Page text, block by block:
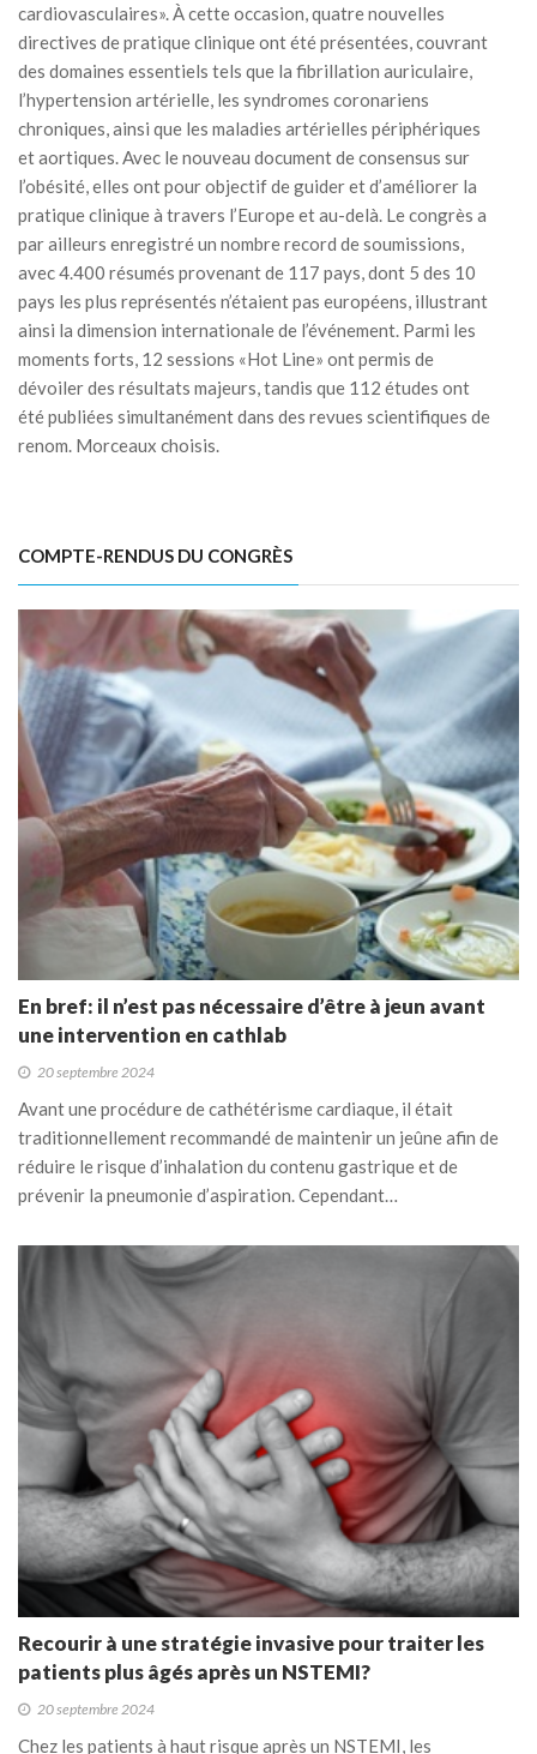
cardiovasculaires». À cette occasion, quatre nouvelles
directives de pratique clinique ont été présentées, couvrant
des domaines essentiels tels que la fibrillation auriculaire,
l’hypertension artérielle, les syndromes coronariens
chroniques, ainsi que les maladies artérielles périphériques
et aortiques. Avec le nouveau document de consensus sur
l’obésité, elles ont pour objectif de guider et d’améliorer la
pratique clinique à travers l’Europe et au-delà. Le congrès a
par ailleurs enregistré un nombre record de soumissions,
avec 4.400 résumés provenant de 117 pays, dont 5 des 10
pays les plus représentés n’étaient pas européens, illustrant
ainsi la dimension internationale de l’événement. Parmi les
moments forts, 12 sessions «Hot Line» ont permis de
dévoiler des résultats majeurs, tandis que 112 études ont
été publiées simultanément dans des revues scientifiques de
renom. Morceaux choisis.
COMPTE-RENDUS DU CONGRÈS
En bref: il n’est pas nécessaire d’être à jeun avant
une intervention en cathlab
20 septembre 2024
Avant une procédure de cathétérisme cardiaque, il était
traditionnellement recommandé de maintenir un jeûne afin de
réduire le risque d’inhalation du contenu gastrique et de
prévenir la pneumonie d’aspiration. Cependant…
Recourir à une stratégie invasive pour traiter les
patients plus âgés après un NSTEMI?
20 septembre 2024
Chez les patients à haut risque après un NSTEMI, les